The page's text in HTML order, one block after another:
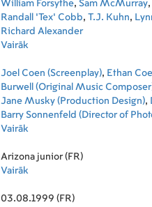
William Forsythe, Sam McMurray,
Randall 'Tex' Cobb, T.J. Kuhn,
Richard Alexander
Vairāk
Joel Coen (Screenplay), Ethan
Burwell (Original Music
Jane Musky (Production Design),
Barry Sonnenfeld (Director of
(Editor)
Artist),Skip Lievsay (Supervising
Dunlap (Camera Operator)
Editor),Deborah Reinisch
Vairāk
Arizona junior (FR)
Vairāk
03.08.1999 (FR)